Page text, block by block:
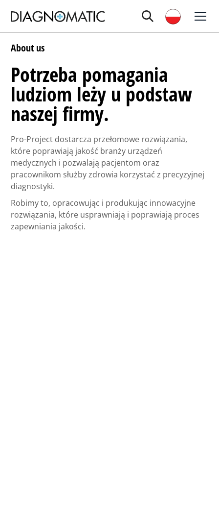
About us
Potrzeba pomagania
ludziom leży u podstaw
naszej firmy.
Pro-Project dostarcza przełomowe rozwiązania,
które poprawiają jakość branży urządzeń
medycznych i pozwalają pacjentom oraz
pracownikom służby zdrowia korzystać z precyzyjnej
diagnostyki.
Robimy to, opracowując i produkując innowacyjne
rozwiązania, które usprawniają i poprawiają proces
zapewniania jakości.